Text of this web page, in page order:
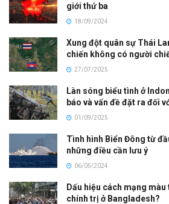
giới thứ ba
18/09/2024
Xung đột quân sự Thái
chiến không có người
27/07/2025
Làn sóng biểu tình ở
báo và vấn đề đặt ra đối
01/09/2025
Tình hình Biển Đông từ
những điều cần lưu ý
06/05/2024
Dấu hiệu cách mạng
chính trị ở Bangladesh?